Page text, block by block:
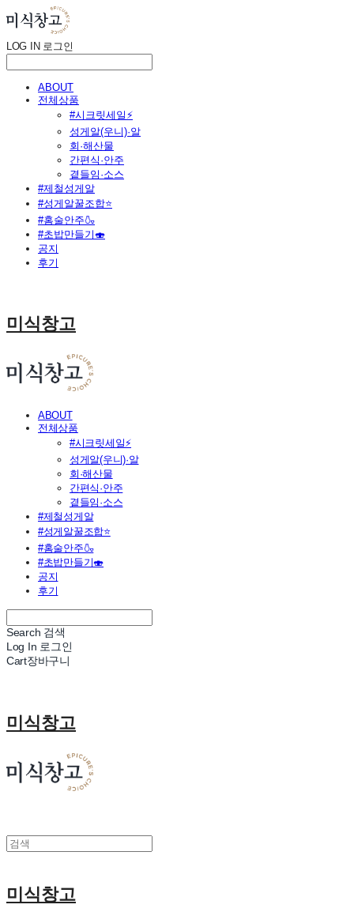
LOG IN 로그인
ABOUT
전체상품
#시크릿세일⚡
성게알(우니)·알
회·해산물
간편식·안주
곁들임·소스
#제철성게알
#성게알꿀조합⭐
#홈술안주🍶
#초밥만들기🍣
공지
후기
미식창고
ABOUT
전체상품
#시크릿세일⚡
성게알(우니)·알
회·해산물
간편식·안주
곁들임·소스
#제철성게알
#성게알꿀조합⭐
#홈술안주🍶
#초밥만들기🍣
공지
후기
Search 검색
Log In 로그인
Cart장바구니
미식창고
미식창고